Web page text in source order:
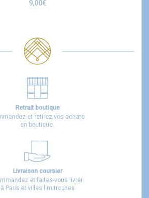
9,00€
Retrait boutique
et retirez vos achats
en boutique.
Livraison coursier
et faites-vous livrer
à Paris et villes limitrophes